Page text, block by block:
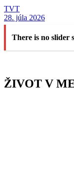
TVT
28. júla 2026
There is no slider
ŽIVOT V